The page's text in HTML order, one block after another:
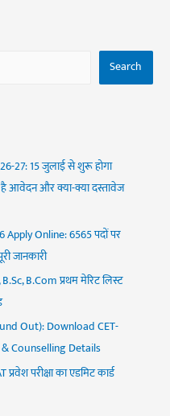
Search
27: 15 जुलाई से शुरू होगा
आवेदन और क्या-क्या दस्तावेज
Online: 6565 पदों पर
जानकारी
B.Com प्रथम मेरिट लिस्ट
Out): Download CET-
Counselling Details
परीक्षा का एडमिट कार्ड